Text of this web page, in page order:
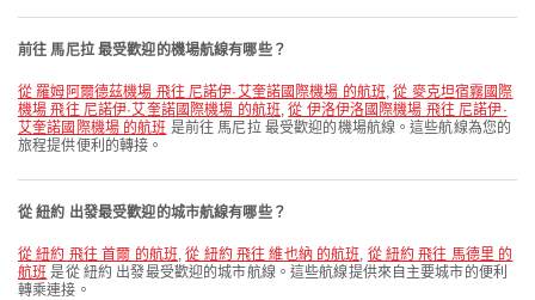
前往 馬尼拉 最受歡迎的機場航線有哪些？
從 羅姆阿爾德茲機場 飛往 尼諾伊·艾奎諾國際機場 的航班,從 麥克坦宿霧國際
機場 飛往 尼諾伊·艾奎諾國際機場 的航班,從 伊洛伊洛國際機場 飛往 尼諾伊·
艾奎諾國際機場 的航班 是前往 馬尼拉 最受歡迎的機場航線。這些航線為您的
旅程提供便利的轉接。
從 紐約 出發最受歡迎的城市航線有哪些？
從 紐約 飛往 首爾 的航班,從 紐約 飛往 維也納 的航班, 從 紐約 飛往 馬德里 的
航班 是從 紐約 出發最受歡迎的城市航線。這些航線提供來自主要城市的便利
轉乘連接。